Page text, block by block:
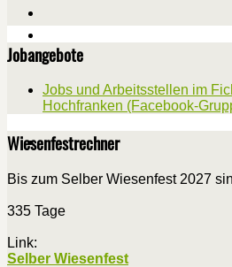
Jobangebote
Jobs und Arbeitsstellen im
Hochfranken (Facebook-
Wiesenfestrechner
Bis zum Selber Wiesenfest 2027
335 Tage
Link:
Selber Wiesenfest